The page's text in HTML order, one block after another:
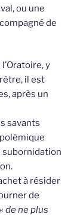
ou une
de
y
il est
après un
savants
subornidation
à résider
de
de ne plus